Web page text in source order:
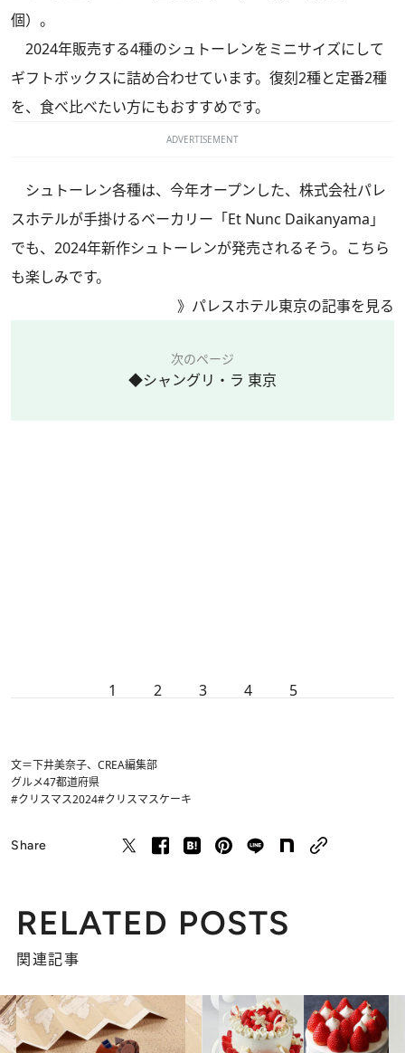
個）。
2024年販売する4種のシュトーレンをミニサイズにして
ギフトボックスに詰め合わせています。復刻2種と定番2種
を、食べ比べたい方にもおすすめです。
ADVERTISEMENT
シュトーレン各種は、今年オープンした、株式会社パレ
スホテルが手掛けるベーカリー「Et Nunc Daikanyama」
でも、2024年新作シュトーレンが発売されるそう。こちら
も楽しみです。
》 パレスホテル東京の記事を見る
次のページ
◆シャングリ・ラ 東京
1 2 3 4 5
文＝下井美奈子、CREA編集部
グルメ47都道府県
#クリスマス2024#クリスマスケーキ
Share
RELATED POSTS
関連記事